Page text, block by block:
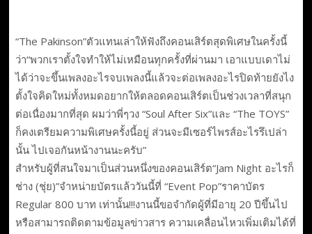
“The Pakinson”ตัวแทนเล่าให้ฟังถึงคอนเสิร์ตสุดพิเศษในครั้งนี้
ว่า“พวกเราตั้งใจทำให้ไม่เหมือนทุกครั้งที่ผ่านมา เอาแบบเดาไม่
ได้ว่าจะขึ้นเพลงอะไรจบเพลงนี้แล้วจะต่อเพลงอะไรปิดท้ายยังไง
ตั้งใจคิดใหม่ทั้งหมดอยากให้ตลอดคอนเสิร์ตเป็นช่วงเวลาที่สนุก
ต่อเนื่องมากที่สุด ผมว่าพี่ๆวง “Soul After Six”และ “The TOYS”
ก็คงเตรียมความพิเศษครั้งนี้อยู่ ส่วนจะมีเซอร์ไพรส์อะไรรึเปล่า
นั้น ไปเจอกันหน้างานนะครับ”
สำหรับผู้ที่สนใจมาเป็นส่วนหนึ่งของคอนเสิร์ต“Jam Night อะไรก็
ช่าง (ชุ่ย)”จำหน่ายบัตรแล้ววันนี้ที่ “Event Pop”ราคาบัตร
Regular 800 บาท เท่านั้น!!!งานนี้ขอจำกัดผู้ที่มีอายุ 20 ปีขึ้นไป
หรือสามารถติดตามข้อมูลข่าวสาร ความเคลื่อนไหวเพิ่มเติมได้ที่